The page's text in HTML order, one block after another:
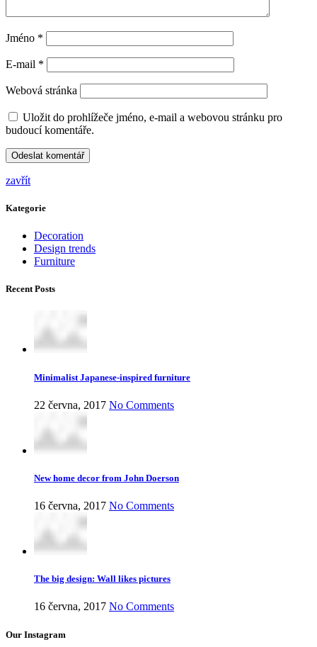
Jméno *
E-mail *
Webová stránka
Uložit do prohlížeče jméno, e-mail a webovou stránku pro
budoucí komentáře.
zavřít
Kategorie
Decoration
Design trends
Furniture
Recent Posts
Minimalist Japanese-inspired furniture
22 června, 2017 No Comments
New home decor from John Doerson
16 června, 2017 No Comments
The big design: Wall likes pictures
16 června, 2017 No Comments
Our Instagram